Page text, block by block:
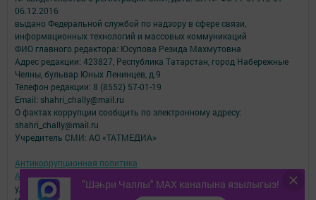
"Шәһри Чаллы" MAX каналына язылыгыз!
06.12.2016
выдано Федеральной службой по надзору в сфере связи,
информационных технологий и массовых коммуникаций
ФИО главного редактора: Юсупова Резида Махмутовна
Адрес редакции: 423827, Республика Татарстан, город Набережные
Челны, бульвар Юных Ленинцев, д.9
Телефон редакции: 8 (8552) 57-01-19
Email: shahri_chally@mail.ru
О фактах коррупции сообщить по электронному адресу:
shahri_chally@mail.ru
Учредитель СМИ: АО «ТАТМЕДИА»
Антикоррупционная политика
АО «ТАТМЕДИА» использует «cookie»
для персонализации сервисов и
удобства пользователей сайтом.